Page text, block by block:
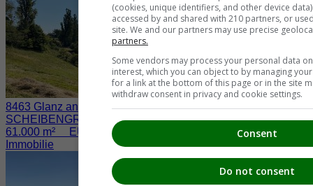
8463 Glanz an der Weinstraße / Fötschach
SCHEIBENGRUND nahe der WEINSTRASSE
61.000 m² EUR 730.000.-
Immobilie
(cookies, unique identifiers, and other device
accessed by and shared with 210 partners, or
site. We and our partners may use precise
partners.
Some vendors may process your personal data
interest, which you can object to by managing
for a link at the bottom of this page or in the site
withdraw consent in privacy and cookie settings.
Consent
Do not consent